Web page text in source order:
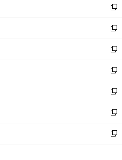
く
ド
ウ
で
開
く
ィ
ン
ド
ウ
で
開
く
い
ウ
ィ
ン
ド
ウ
で
開
く
新
し
い
ウ
ィ
ン
ド
ウ
で
開
く
新
し
い
ウ
ィ
ン
ド
ウ
で
開
く
新
し
い
ウ
ィ
ン
ド
ウ
で
開
新
し
い
ウ
ィ
ン
ド
ウ
新
し
い
ウ
ィ
ン
新
し
い
ウ
新
し